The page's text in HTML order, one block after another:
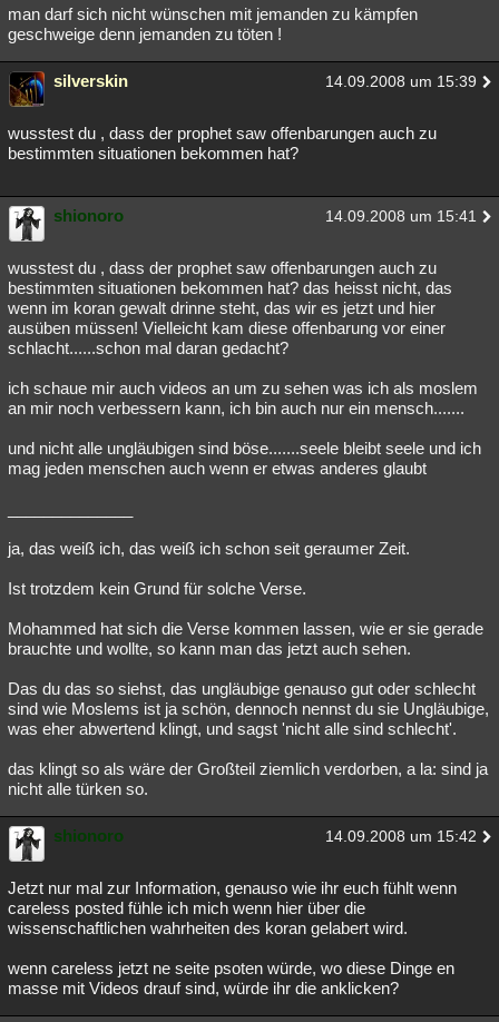
man darf sich nicht wünschen mit jemanden zu kämpfen
geschweige denn jemanden zu töten !
silverskin 14.09.2008 um 15:39
wusstest du , dass der prophet saw offenbarungen auch zu
bestimmten situationen bekommen hat?
shionoro 14.09.2008 um 15:41
wusstest du , dass der prophet saw offenbarungen auch zu
bestimmten situationen bekommen hat? das heisst nicht, das
wenn im koran gewalt drinne steht, das wir es jetzt und hier
ausüben müssen! Vielleicht kam diese offenbarung vor einer
schlacht......schon mal daran gedacht?
ich schaue mir auch videos an um zu sehen was ich als moslem
an mir noch verbessern kann, ich bin auch nur ein mensch.......
und nicht alle ungläubigen sind böse.......seele bleibt seele und ich
mag jeden menschen auch wenn er etwas anderes glaubt
ja, das weiß ich, das weiß ich schon seit geraumer Zeit.
Ist trotzdem kein Grund für solche Verse.
Mohammed hat sich die Verse kommen lassen, wie er sie gerade
brauchte und wollte, so kann man das jetzt auch sehen.
Das du das so siehst, das ungläubige genauso gut oder schlecht
sind wie Moslems ist ja schön, dennoch nennst du sie Ungläubige,
was eher abwertend klingt, und sagst 'nicht alle sind schlecht'.
das klingt so als wäre der Großteil ziemlich verdorben, a la: sind ja
nicht alle türken so.
shionoro 14.09.2008 um 15:42
Jetzt nur mal zur Information, genauso wie ihr euch fühlt wenn
careless posted fühle ich mich wenn hier über die
wissenschaftlichen wahrheiten des koran gelabert wird.
wenn careless jetzt ne seite psoten würde, wo diese Dinge en
masse mit Videos drauf sind, würde ihr die anklicken?